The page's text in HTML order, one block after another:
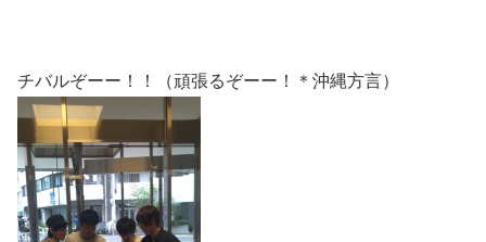
チバルぞーー！！（頑張るぞーー！＊沖縄方言）